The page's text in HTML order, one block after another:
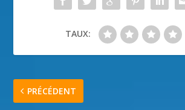
TAUX:
PRÉCÉDENT